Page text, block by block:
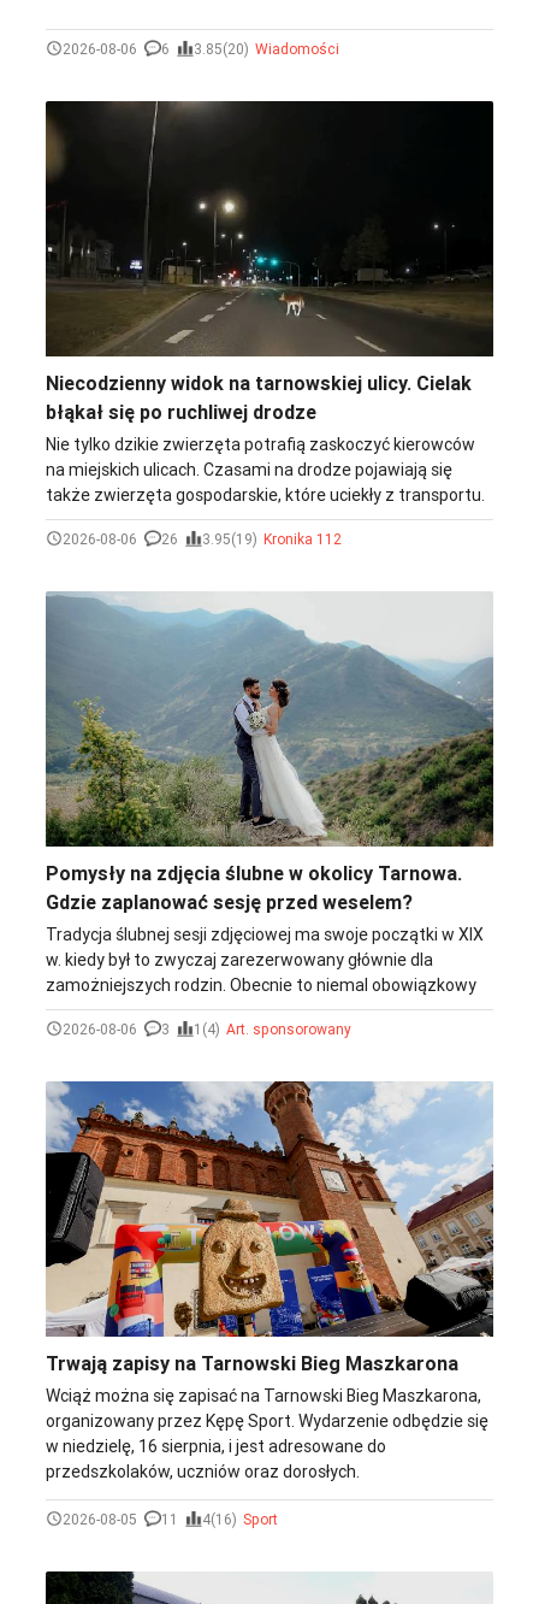
2026-08-06 6 3.85(20) Wiadomości
Niecodzienny widok na tarnowskiej ulicy. Cielak
błąkał się po ruchliwej drodze
Nie tylko dzikie zwierzęta potrafią zaskoczyć kierowców
na miejskich ulicach. Czasami na drodze pojawiają się
także zwierzęta gospodarskie, które uciekły z transportu.
Z taką nietypową sytuacją spotkali się kierowcy w środowy
wieczór na ulicy Lwowskiej w Tarnowie. Ich uwagę zwrócił
2026-08-06 26 3.95(19) Kronika 112
Pomysły na zdjęcia ślubne w okolicy Tarnowa.
Gdzie zaplanować sesję przed weselem?
Tradycja ślubnej sesji zdjęciowej ma swoje początki w XIX
w. kiedy był to zwyczaj zarezerwowany głównie dla
zamożniejszych rodzin. Obecnie to niemal obowiązkowy
element organizacji każdego ślubu i wesela, a same
fotografie przybierają najróżniejsze kreatywne formy. Od
łonie natury. Tarnów ma do zaoferowania kilka lokalizacji,
które sprawdzą się na sesje w tych stylach. trzeba jedynie
wiedzieć gdzie szukać.
2026-08-06 3 1(4) Art. sponsorowany
Trwają zapisy na Tarnowski Bieg Maszkarona
Wciąż można się zapisać na Tarnowski Bieg Maszkarona,
organizowany przez Kępę Sport. Wydarzenie odbędzie się
w niedzielę, 16 sierpnia, i jest adresowane do
przedszkolaków, uczniów oraz dorosłych.
2026-08-05 11 4(16) Sport